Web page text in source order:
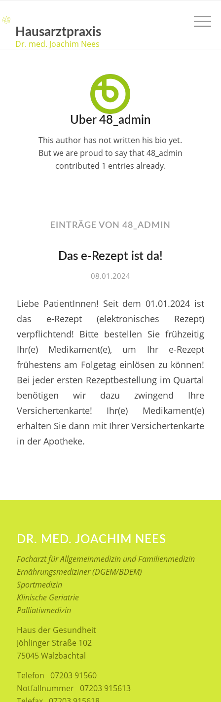
Hausarztpraxis
Dr. med. Joachim Nees
Über48_admin
This author has not written his bio yet.
But we are proud to say that48_admin
contributed 1 entries already.
EINTRÄGE VON 48_ADMIN
Das e-Rezept ist da!
08.01.2024
Liebe PatientInnen! Seit dem 01.01.2024 ist
das e-Rezept (elektronisches Rezept)
verpflichtend! Bitte bestellen Sie frühzeitig
Ihr(e) Medikament(e), um Ihr e-Rezept
frühestens am Folgetag einlösen zu können!
Bei jeder ersten Rezeptbestellung im Quartal
benötigen wir dazu zwingend Ihre
Versichertenkarte! Ihr(e) Medikament(e)
erhalten Sie dann mit Ihrer Versichertenkarte
in der Apotheke.
DR. MED. JOACHIM NEES
Facharzt für Allgemeinmedizin und Familienmedizin
Ernährungsmediziner (DGEM/BDEM)
Sportmedizin
Klinische Geriatrie
Palliativmedizin
Haus der Gesundheit
Jöhlinger Straße 102
75045 Walzbachtal
Telefon
07203 91560
Notfallnummer 07203 915613